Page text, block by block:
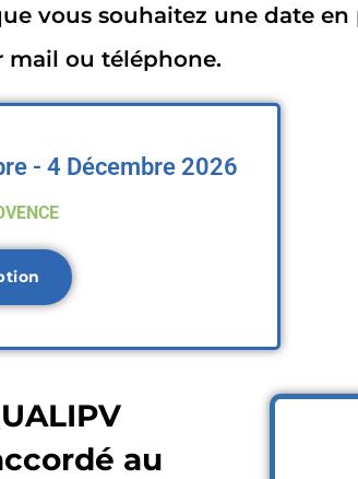
vous souhaitez une date
mail ou téléphone.
- 4 Décembre 2026
au